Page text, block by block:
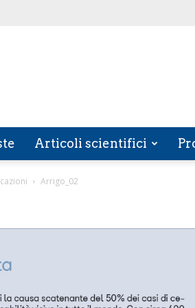
Articoli scientifici
Arrigo_02